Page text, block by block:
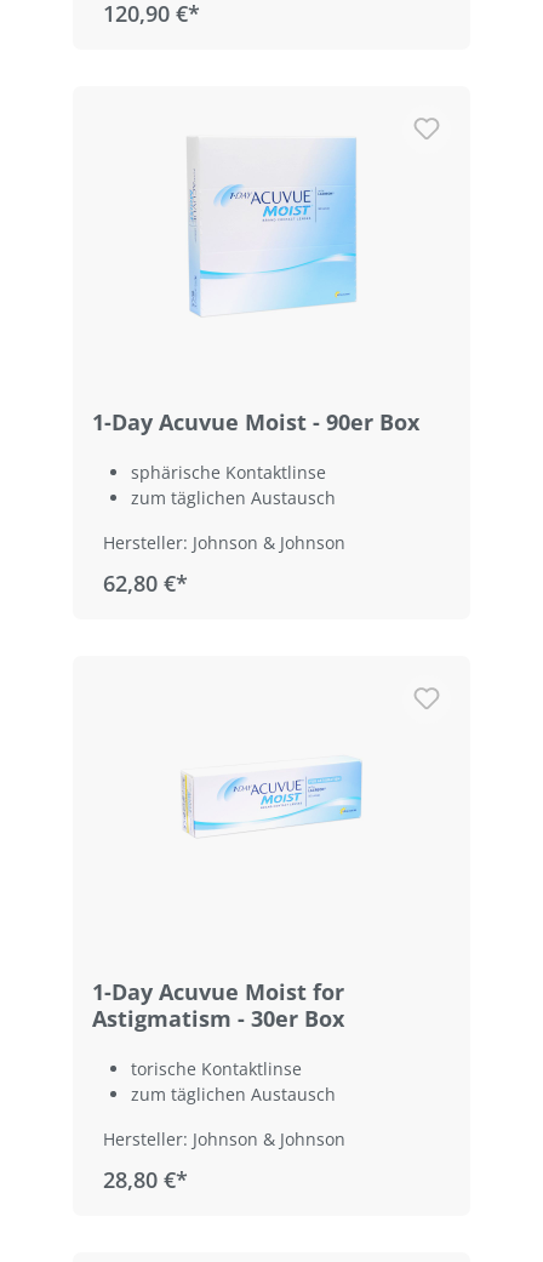
120,90 €*
1-Day Acuvue Moist - 90er Box
sphärische Kontaktlinse
zum täglichen Austausch
Hersteller: Johnson & Johnson
62,80 €*
1-Day Acuvue Moist for
Astigmatism - 30er Box
torische Kontaktlinse
zum täglichen Austausch
Hersteller: Johnson & Johnson
28,80 €*